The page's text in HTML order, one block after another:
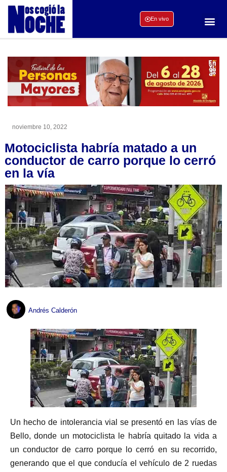
En vivo
noviembre 10, 2022
Motociclista habría matado a un
conductor de carro porque lo cerró
en la vía
Andrés Calderón
Un hecho de intolerancia vial se presentó en las vías de
Bello, donde un motociclista le habría quitado la vida a
un conductor de carro porque lo cerró en su recorrido,
generando que el que conducía el vehículo de 2 ruedas